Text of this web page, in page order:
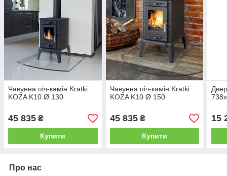
Чавунна піч-камін Kratki
KOZA K10 Ø 130
45 835 ₴
Купити
Чавунна піч-камін Kratki
KOZA K10 Ø 150
45 835₴
Купити
15
Про нас